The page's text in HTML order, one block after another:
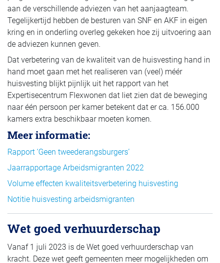
aan de verschillende adviezen van het aanjaagteam.
Tegelijkertijd hebben de besturen van SNF en AKF in eigen
kring en in onderling overleg gekeken hoe zij uitvoering aan
de adviezen kunnen geven.
Dat verbetering van de kwaliteit van de huisvesting hand in
hand moet gaan met het realiseren van (veel) méér
huisvesting blijkt pijnlijk uit het rapport van het
Expertisecentrum Flexwonen dat liet zien dat de beweging
naar één persoon per kamer betekent dat er ca. 156.000
kamers extra beschikbaar moeten komen.
Meer informatie:
Rapport ‘Geen tweederangsburgers’
Jaarrapportage Arbeidsmigranten 2022
Volume effecten kwaliteitsverbetering huisvesting
Notitie huisvesting arbeidsmigranten
Wet goed verhuurderschap
Vanaf 1 juli 2023 is de Wet goed verhuurderschap van
kracht. Deze wet geeft gemeenten meer mogelijkheden om